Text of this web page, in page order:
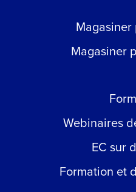
Magasiner
Webinaires
EC sur
Formation et